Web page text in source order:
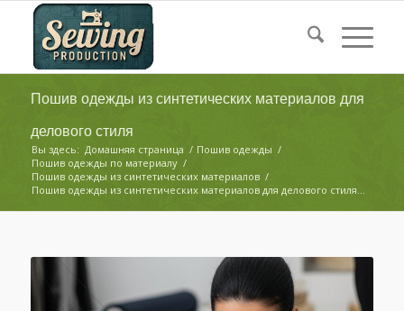
Пошив одежды из синтетических материалов для
делового стиля
Вы здесь: Домашняя страница / Пошив одежды /
Пошив одежды по материалу /
Пошив одежды из синтетических материалов /
Пошив одежды из синтетических материалов для делового стиля...